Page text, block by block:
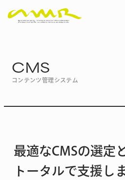
CMS
コンテンツ管理システム
最適なCMSの選定
トータルで支援し